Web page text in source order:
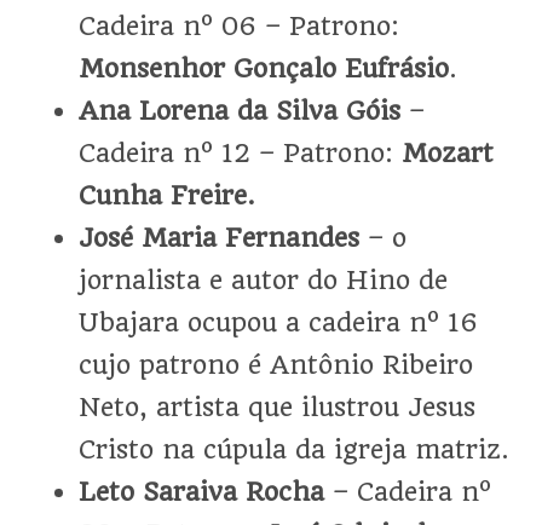
Cadeira nº 06 – Patrono:
Monsenhor Gonçalo Eufrásio.
Ana Lorena da Silva Góis –
Cadeira nº 12 – Patrono: Mozart
Cunha Freire.
José Maria Fernandes – o
jornalista e autor do Hino de
Ubajara ocupou a cadeira nº 16
cujo patrono é Antônio Ribeiro
Neto, artista que ilustrou Jesus
Cristo na cúpula da igreja matriz.
Leto Saraiva Rocha– Cadeira nº